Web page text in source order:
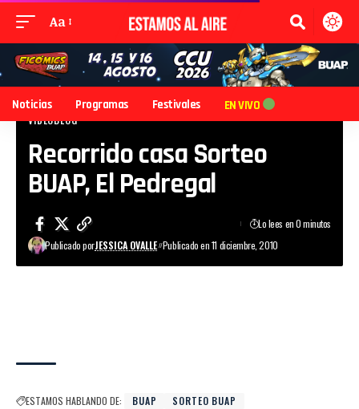
Aa
Noticias Programas Festivales EN VIVO
VIDEOBLOG
Recorrido casa Sorteo
BUAP, El Pedregal
Publicado porJESSICA OVALLE Publicado en 11 diciembre, 2010
Lo lees en 0 minutos
ESTAMOS HABLANDO DE: BUAP SORTEO BUAP